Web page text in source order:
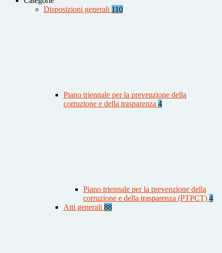
Disposizioni generali 110
Piano triennale per la prevenzione della
corruzione e della trasparenza 4
Piano triennale per la prevenzione della
corruzione e della trasparenza (PTPCT) 4
Atti generali 88